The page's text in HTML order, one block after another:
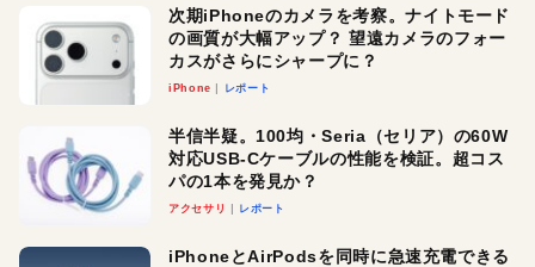
次期iPhoneのカメラを考察。ナイトモード
の画質が大幅アップ？ 望遠カメラのフォー
カスがさらにシャープに？
iPhone レポート
半信半疑。100均・Seria（セリア）の60W
対応USB-Cケーブルの性能を検証。超コス
パの1本を発見か？
アクセサリ レポート
iPhoneとAirPodsを同時に急速充電できる